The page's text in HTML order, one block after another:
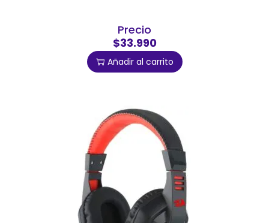
Precio
$33.990
Añadir al carrito